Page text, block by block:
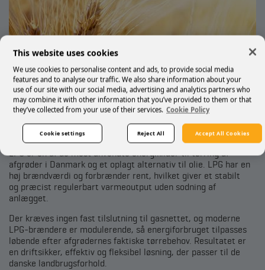
TØRRING AF AFGRØDER
LPG er en af de mest anvendte energikilder til tørring af
afgrøder i Danmark og et oplagt alternativ til olie. LPG har en
høj brændværdi og forbrænder rent, hvilket giver et stabilt
og præcist regulerbart varmeoutput uden sodning af
anlægget.
Der kræves ingen fast tilslutning til gasnettet, og moderne
LPG-brændere er modulerende, så energiforbruget tilpasses
løbende efter afgrødernes faktiske tørrebehov. Resultatet er
en driftsikker, effektiv og fleksibel løsning, der passer til de
danske landbrugsforhold.
This website uses cookies
We use cookies to personalise content and ads, to provide social media
features and to analyse our traffic. We also share information about your
use of our site with our social media, advertising and analytics partners who
may combine it with other information that you’ve provided to them or that
they’ve collected from your use of their services. Cookie Policy
Reject All Accept All Cookies
Cookie settings